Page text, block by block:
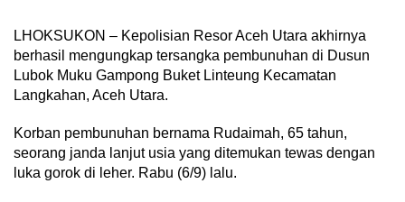
LHOKSUKON – Kepolisian Resor Aceh Utara akhirnya
berhasil mengungkap tersangka pembunuhan di Dusun
Lubok Muku Gampong Buket Linteung Kecamatan
Langkahan, Aceh Utara.
Korban pembunuhan bernama Rudaimah, 65 tahun,
seorang janda lanjut usia yang ditemukan tewas dengan
luka gorok di leher. Rabu (6/9) lalu.